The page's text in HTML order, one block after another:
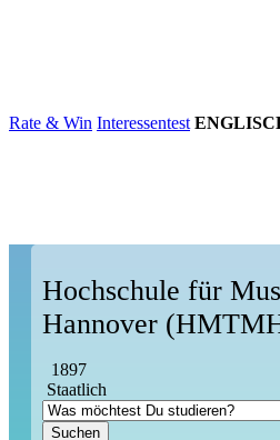
Rate & Win Interessentest
Hochschule für
Hannover
1897
Staatlich